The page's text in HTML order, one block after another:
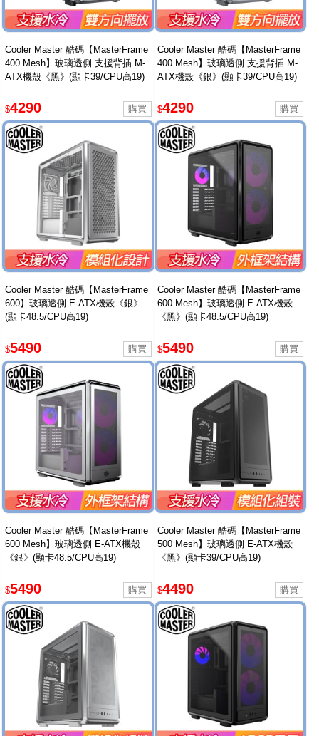
Cooler Master 酷碼【MasterFrame
400 Mesh】玻璃透側 支援背插 M-
ATX機殼《黑》(顯卡39/CPU高19)
$4290
Cooler Master 酷碼【MasterFrame
400 Mesh】玻璃透側 支援背插 M-
ATX機殼《銀》(顯卡39/CPU高19)
$4290
Cooler Master 酷碼【MasterFrame
600】玻璃透側 E-ATX機殼《銀》
(顯卡48.5/CPU高19)
$5490
Cooler Master 酷碼【MasterFrame
600 Mesh】玻璃透側 E-ATX機殼
《黑》(顯卡48.5/CPU高19)
$5490
Cooler Master 酷碼【MasterFrame
600 Mesh】玻璃透側 E-ATX機殼
《銀》(顯卡48.5/CPU高19)
$5490
Cooler Master 酷碼【MasterFrame
500 Mesh】玻璃透側 E-ATX機殼
《黑》(顯卡39/CPU高19)
$4490